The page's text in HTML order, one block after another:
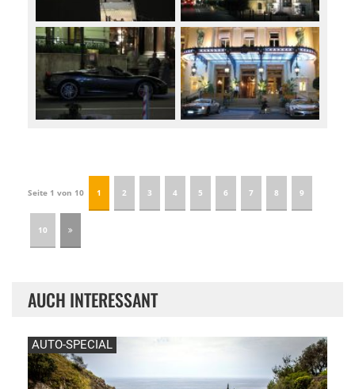
Seite 1 von 10 1 2 3 4 5 6 7 8 9
10
AUCH INTERESSANT
AUTO-SPECIAL